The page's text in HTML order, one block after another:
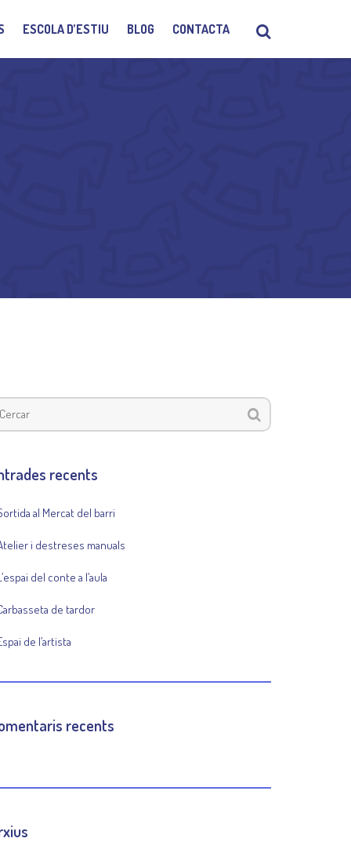
ESCOLA D’ESTIU BLOG CONTACTA
recents
al Mercat del barri
i destreses manuals
del conte a l’aula
de tardor
de l’artista
recents